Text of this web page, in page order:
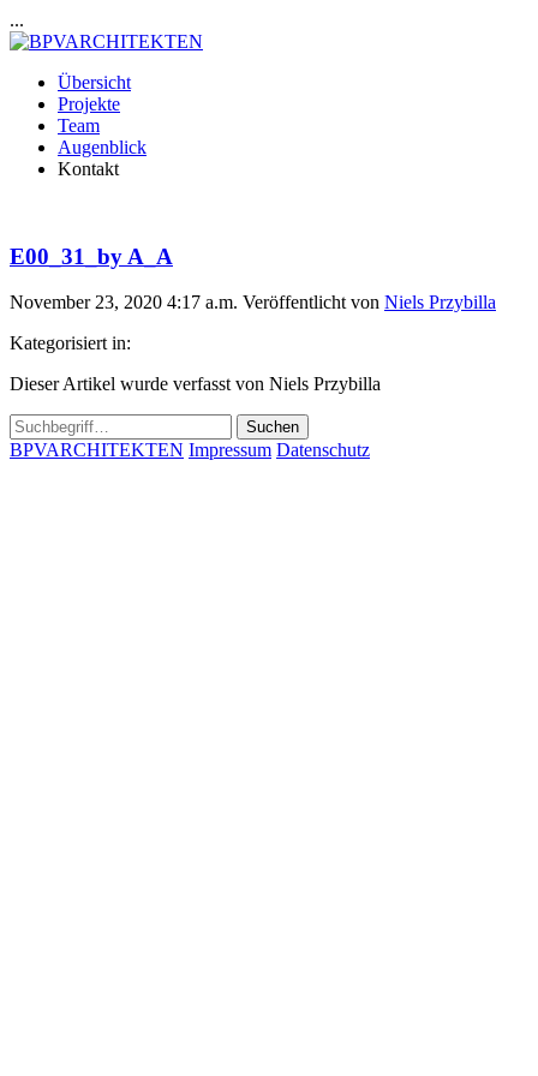
...
Übersicht
Projekte
Team
Augenblick
Kontakt
E00_31_by A_A
November 23, 2020 4:17 a.m. Veröffentlicht von Niels Przybilla
Kategorisiert in:
Dieser Artikel wurde verfasst von Niels Przybilla
Suchen
BPVARCHITEKTEN Impressum Datenschutz